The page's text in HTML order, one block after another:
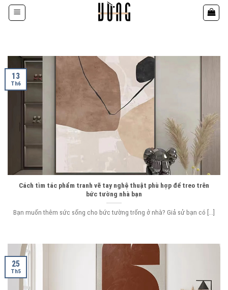
qua
Cách tìm tác phẩm tranh vẽ tay nghệ thuật phù hợp để treo trên
bức tường nhà bạn
Bạn muốn thêm sức sống cho bức tường trống ở nhà? Giả sử bạn có [...]
13
Th6
25
Th5